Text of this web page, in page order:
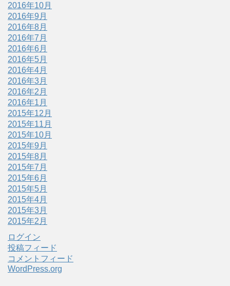
2016年10月
2016年9月
2016年8月
2016年7月
2016年6月
2016年5月
2016年4月
2016年3月
2016年2月
2016年1月
2015年12月
2015年11月
2015年10月
2015年9月
2015年8月
2015年7月
2015年6月
2015年5月
2015年4月
2015年3月
2015年2月
ログイン
投稿フィード
コメントフィード
WordPress.org